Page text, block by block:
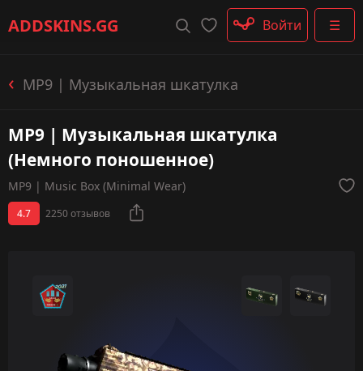
ADDSKINS.GG ☰
Пистолеты-пулемёты
Перчатки
Войти
MP9 | Музыкальная шкатулка
MP9 | Музыкальная шкатулка
(Немного поношенное)
MP9 | Music Box (Minimal Wear)
4.7 2250 отзывов